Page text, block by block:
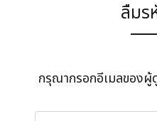
ลืมร
กรุณากรอกอีเมลของผู้